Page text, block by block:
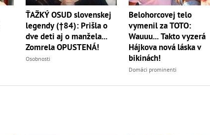
ŤAŽKÝ OSUD slovenskej
legendy (†84): Prišla o
dve deti aj o manžela...
Zomrela OPUSTENÁ!
Osobnosti
Belohorcovej telo
vymenil za TOTO:
Wauuu... Takto vyzerá
Hájkova nová láska v
bikinách!
Domáci prominenti